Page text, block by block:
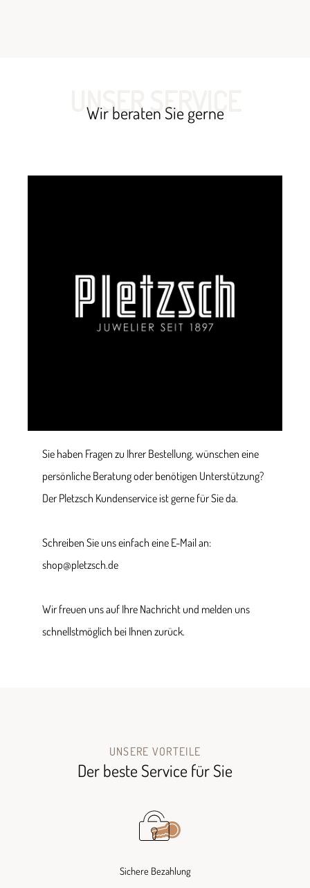
UNSER SERVICE
Wir beraten Sie gerne
Sie haben Fragen zu Ihrer Bestellung, wünschen eine
persönliche Beratung oder benötigen Unterstützung?
Der Pletzsch Kundenservice ist gerne für Sie da.
Schreiben Sie uns einfach eine E-Mail an:
shop@pletzsch.de
Wir freuen uns auf Ihre Nachricht und melden uns
schnellstmöglich bei Ihnen zurück.
UNSERE VORTEILE
Der beste Service für Sie
Sichere Bezahlung